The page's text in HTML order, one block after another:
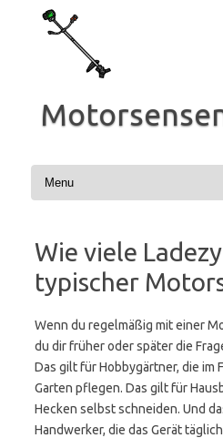
Inhalt
springen
Wie viele
typischer
Wenn du regelmäßig mit einer
du dir früher oder später die
Das gilt für Hobbygärtner, die im
Garten pflegen. Das gilt für
Hecken selbst schneiden. Und
Handwerker, die das Gerät